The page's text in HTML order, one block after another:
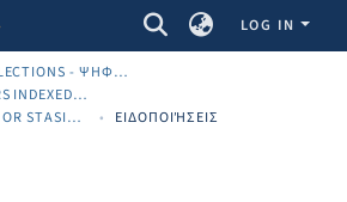
COMMUNITIES & COLLECTIONS
LOG IN
DIGITIZED COLLECTIONS - ΨΗΦΙΟΠΟΙΗΜΈΝΕΣ ΣΥΛΛΟΓΈΣ
CYPRIOT NEWSPAPERS INDEXED MATERIAL
H PHONI TIS KYPROU OR STASINOS
ΕΙΔΟΠΟΙΉΣΕΙΣ